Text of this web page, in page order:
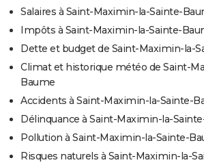
Salaires à Saint-Maximin-la-Sainte-
Impôts à Saint-Maximin-la-Sainte-
Dette et budget de Saint-Maximin-la-
Climat et historique météo de Saint-
Baume
Accidents à Saint-Maximin-la-Sainte-
Délinquance à Saint-Maximin-la-
Pollution à Saint-Maximin-la-Sainte-
Risques naturels à Saint-Maximin-la-